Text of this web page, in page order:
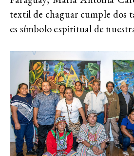
textil de chaguar cumple dos
es símbolo espiritual de